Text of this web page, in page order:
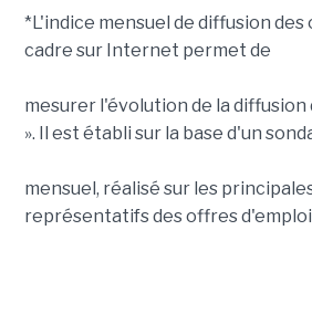
*L'indice mensuel de diffusion
cadre sur Internet permet de
mesurer l'évolution de la diffusion
». Il est établi sur la base d'un
mensuel, réalisé sur les
représentatifs des offres